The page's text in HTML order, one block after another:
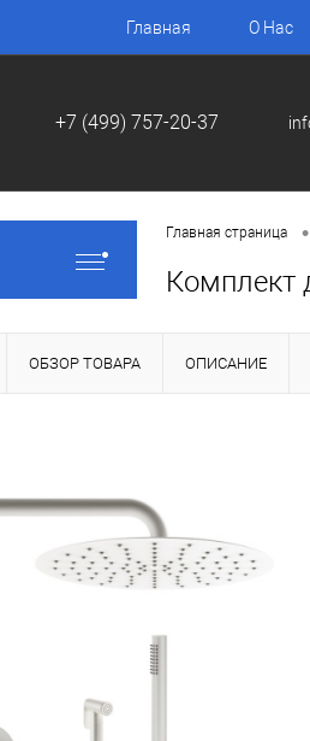
Главная О Нас
+7 (499) 757-20-37
Главная страница •
Комплект
ОБЗОР ТОВАРА ОПИСАНИЕ